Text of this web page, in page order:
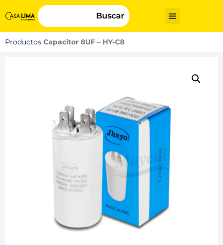
Buscar
Productos Capacitor 8UF – HY-C8